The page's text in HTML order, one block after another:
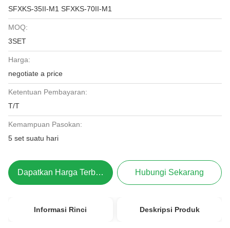
SFXKS-35II-M1 SFXKS-70II-M1
MOQ:
3SET
Harga:
negotiate a price
Ketentuan Pembayaran:
T/T
Kemampuan Pasokan:
5 set suatu hari
Dapatkan Harga Terbaik Hubungi Sekarang
Informasi Rinci Deskripsi Produk